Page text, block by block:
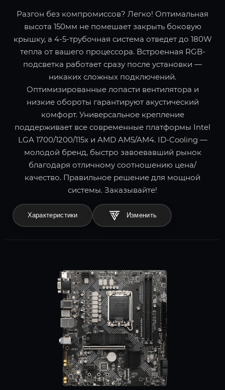
Разгон без компромиссов? Легко! Оптимальная
высота 150мм не помешает закрыть боковую
крышку, а 4-5-трубочная система отведет до 180W
тепла от вашего процессора. Встроенная RGB-
подсветка работает сразу после установки —
никаких сложных подключений.
Оптимизированные лопасти вентилятора и
низкие обороты гарантируют акустический
комфорт. Универсальное крепление
поддерживает все современные платформы Intel
LGA 1700/1200/115x и AMD AM5/AM4. ID-Cooling —
молодой бренд, быстро завоевавший рынок
благодаря отличному соотношению цена/
качество. Правильное решение для мощной
системы. Заказывайте!
Характеристики